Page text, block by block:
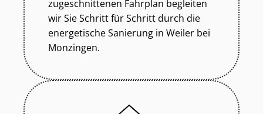
zugeschnittenen Fahrplan begleiten
wir Sie Schritt für Schritt durch die
energetische Sanierung in Weiler bei
Monzingen.